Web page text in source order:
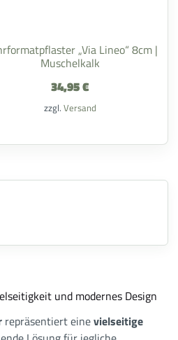
„Via Lineo“ 8cm |
Muschelkalk
34,95€
zzgl. Versand
und modernes Design
repräsentiert einevielseitige